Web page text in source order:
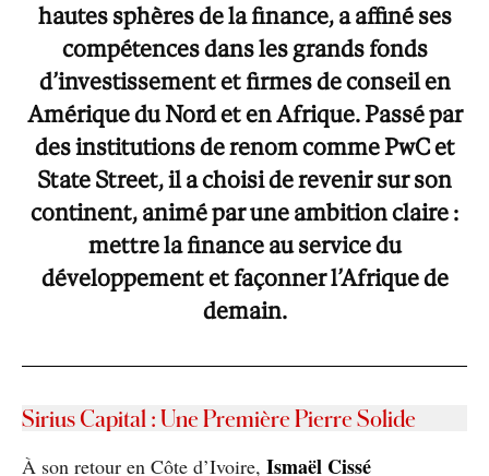
hautes sphères de la finance, a affiné ses
compétences dans les grands fonds
d’investissement et firmes de conseil en
Amérique du Nord et en Afrique. Passé par
des institutions de renom comme PwC et
State Street, il a choisi de revenir sur son
continent, animé par une ambition claire :
mettre la finance au service du
développement et façonner l’Afrique de
demain.
Sirius Capital : Une Première Pierre Solide
À son retour en Côte d’Ivoire, Ismaël Cissé